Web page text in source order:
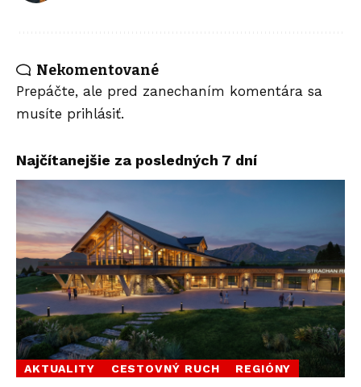
Nekomentované
Prepáčte, ale pred zanechaním komentára sa
musíte prihlásiť.
Najčítanejšie za posledných 7 dní
AKTUALITY CESTOVNÝ RUCH REGIÓNY